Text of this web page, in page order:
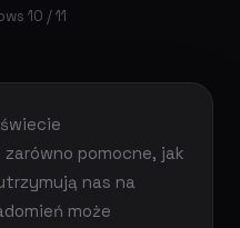
10 / 11
pomocne, jak
nas na
może